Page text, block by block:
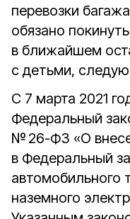
перевозки
обязано
в ближайшем
с детьми,
С 7 марта 2021
Федеральный
№ 26-ФЗ «О
в Федеральный
автомобильного
наземного